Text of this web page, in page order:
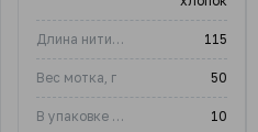
Длина нити, м 115
Вес мотка, г 50
В упаковке (шт) 10